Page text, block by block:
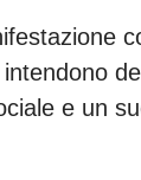
e un